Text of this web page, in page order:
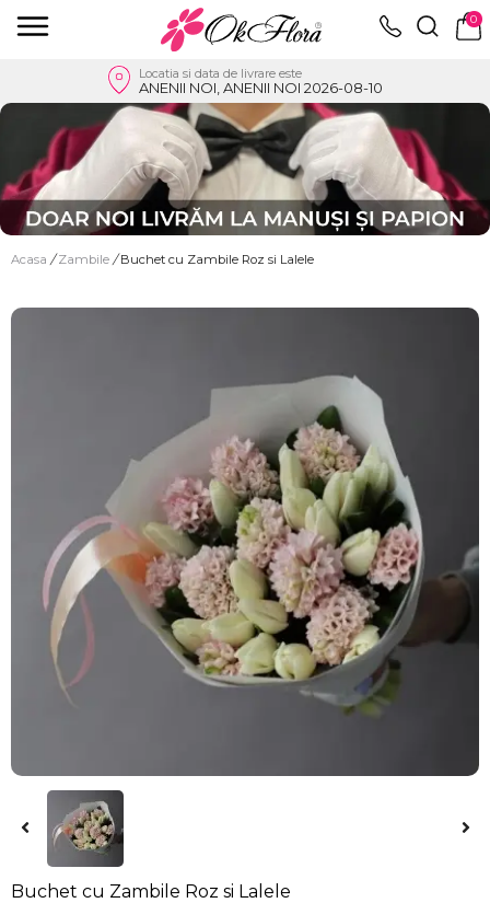
0
Locatia si data de livrare este
ANENII NOI, ANENII NOI 2026-08-10
Acasa / Zambile / Buchet cu Zambile Roz si Lalele
Buchet cu Zambile Roz si Lalele